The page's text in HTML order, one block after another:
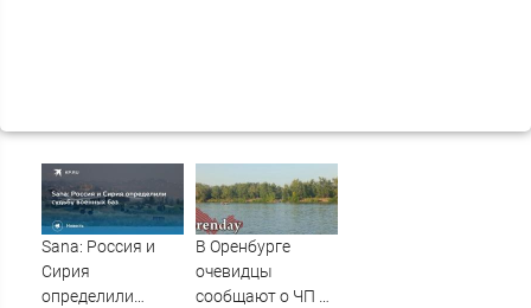
Sana: Россия и
Сирия
определили
В Оренбурге
очевидцы
сообщают о ЧП на